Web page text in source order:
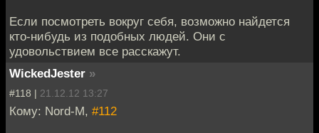
Если посмотреть вокруг себя, возможно найдется
кто-нибудь из подобных людей. Они с
удовольствием все расскажут.
WickedJester »
#118 | 21.12.12 13:27
Кому: Nord-M, #112